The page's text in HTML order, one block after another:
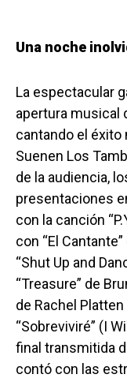
Una noche
La espectacular
apertura musical
cantando el éxito
Suenen Los
de la audiencia,
presentaciones
con la canción
con “El
“Shut Up and
“Treasure” de
de Rachel
“Sobreviviré” (I
final transmitida
contó con las